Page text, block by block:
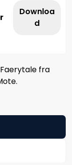
Downloa
d
fra